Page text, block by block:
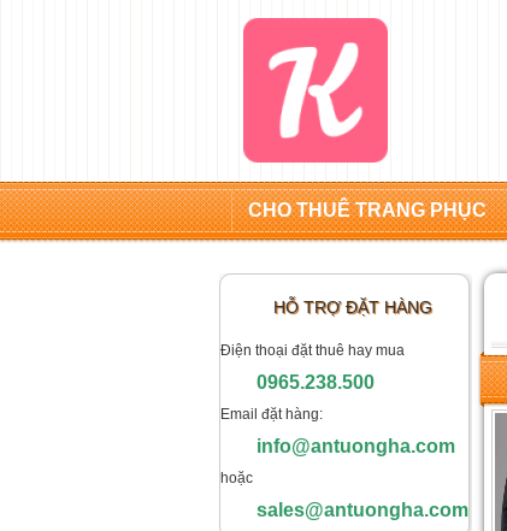
CHO THUÊ TRANG PHỤC
HỖ TRỢ ĐẶT HÀNG
Điện thoại đặt thuê hay mua
0965.238.500
Email đặt hàng:
info@antuongha.com
hoặc
sales@antuongha.com